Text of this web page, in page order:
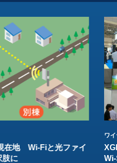
在地 Wi-Fiと光ファイ
肢に
ワ